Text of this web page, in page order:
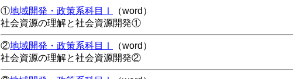
①地域開発・政策系科目Ⅰ
（word）
社会資源の理解と社会資源開発①
②地域開発・政策系科目Ⅰ
（word）
社会資源の理解と社会資源開発②